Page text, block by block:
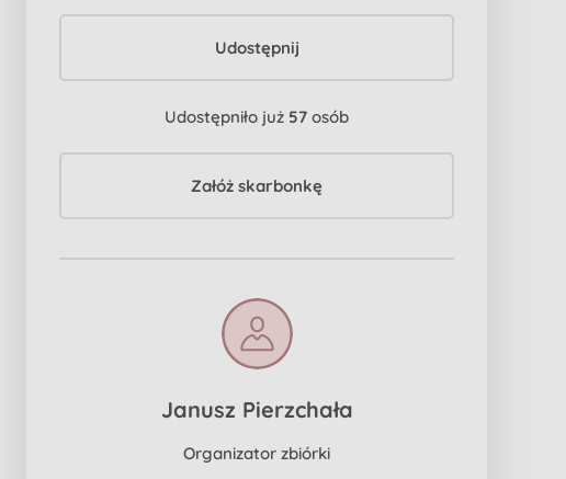
Udostępnij
Udostępniło już 57 osób
Załóż skarbonkę
Janusz Pierzchała
Organizator zbiórki